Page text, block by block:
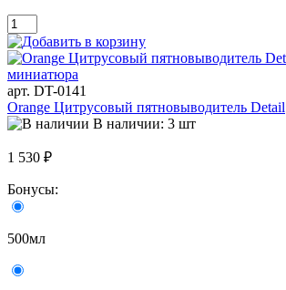
арт. DT-0141
Orange Цитрусовый пятновыводитель Detail
В наличии: 3 шт
1 530 ₽
Бонусы:
500мл